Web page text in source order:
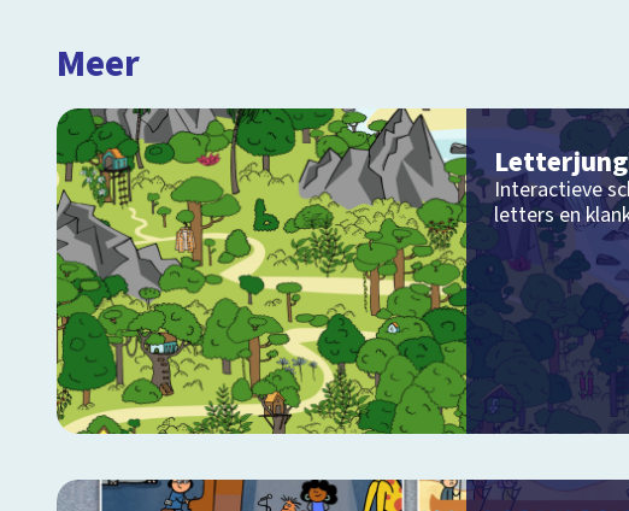
Meer
Interactieve
letters en